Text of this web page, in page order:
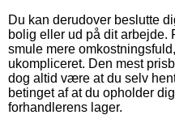
Du kan derudover beslutte
bolig eller ud på dit arbejde.
smule mere
ukompliceret. Den mest
dog altid være at du selv
betinget af at du opholder
forhandlerens lager.